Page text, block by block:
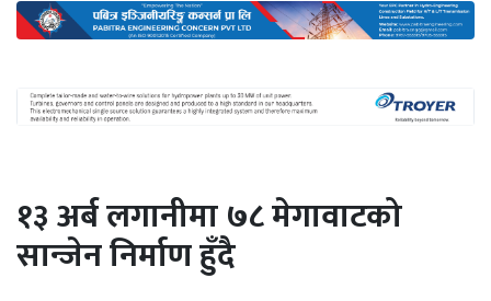
ऊर्जा
दक्षता
खबर
हरित
१३ अर्ब लगानीमा ७८ मेगावाटको
सान्जेन निर्माण हुँदै